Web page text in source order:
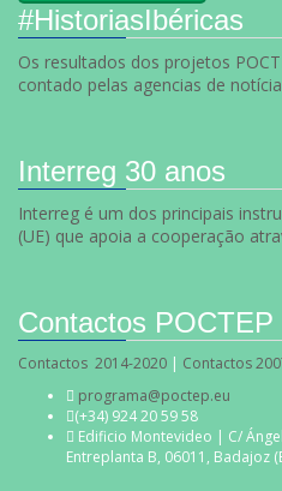
#HistoriasIbéricas
Os resultados dos projetos
contado pelas agencias de
Interreg 30 anos
Interreg é um dos principais
(UE) que apoia a cooperação
Contactos POCTEP
Contactos 2014-2020 | Contactos
programa@poctep.eu
(+34) 924 20 59 58
Edificio Montevideo | C/
Entreplanta B, 06011, Badajoz